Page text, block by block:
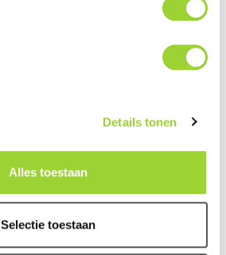
Details tonen
Alles toestaan
Selectie toestaan
OEM Fit Camera Systemen